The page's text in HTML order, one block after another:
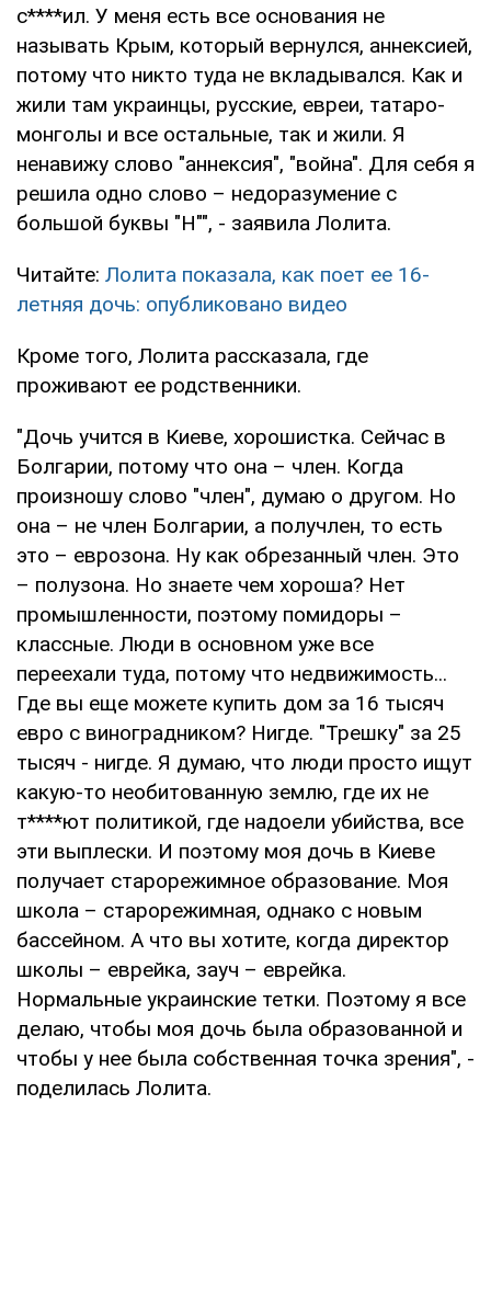
с****ил. У меня есть все основания не
называть Крым, который вернулся, аннексией,
потому что никто туда не вкладывался. Как и
жили там украинцы, русские, евреи, татаро-
монголы и все остальные, так и жили. Я
ненавижу слово "аннексия", "война". Для себя я
решила одно слово – недоразумение с
большой буквы "Н"", - заявила Лолита.
Читайте: Лолита показала, как поет ее 16-
летняя дочь: опубликовано видео
Кроме того, Лолита рассказала, где
проживают ее родственники.
"Дочь учится в Киеве, хорошистка. Сейчас в
Болгарии, потому что она – член. Когда
произношу слово "член", думаю о другом. Но
она – не член Болгарии, а получлен, то есть
это – еврозона. Ну как обрезанный член. Это
– полузона. Но знаете чем хороша? Нет
промышленности, поэтому помидоры –
классные. Люди в основном уже все
переехали туда, потому что недвижимость...
Где вы еще можете купить дом за 16 тысяч
евро с виноградником? Нигде. "Трешку" за 25
тысяч - нигде. Я думаю, что люди просто ищут
какую-то необитованную землю, где их не
т****ют политикой, где надоели убийства, все
эти выплески. И поэтому моя дочь в Киеве
получает старорежимное образование. Моя
школа – старорежимная, однако с новым
бассейном. А что вы хотите, когда директор
школы – еврейка, зауч – еврейка.
Нормальные украинские тетки. Поэтому я все
делаю, чтобы моя дочь была образованной и
чтобы у нее была собственная точка зрения", -
поделилась Лолита.